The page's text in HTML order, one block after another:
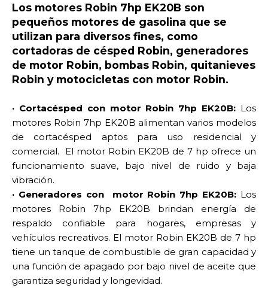
Los motores Robin 7hp EK20B son
pequeños motores de gasolina que se
utilizan para diversos fines, como
cortadoras de césped Robin, generadores
de motor Robin, bombas Robin, quitanieves
Robin y motocicletas con motor Robin.
· Cortacésped con motor Robin 7hp EK20B: Los
motores Robin 7hp EK20B alimentan varios modelos
de cortacésped aptos para uso residencial y
comercial. El motor Robin EK20B de 7 hp ofrece un
funcionamiento suave, bajo nivel de ruido y baja
vibración.
· Generadores con motor Robin 7hp EK20B: Los
motores Robin 7hp EK20B brindan energía de
respaldo confiable para hogares, empresas y
vehículos recreativos. El motor Robin EK20B de 7 hp
tiene un tanque de combustible de gran capacidad y
una función de apagado por bajo nivel de aceite que
garantiza seguridad y longevidad.